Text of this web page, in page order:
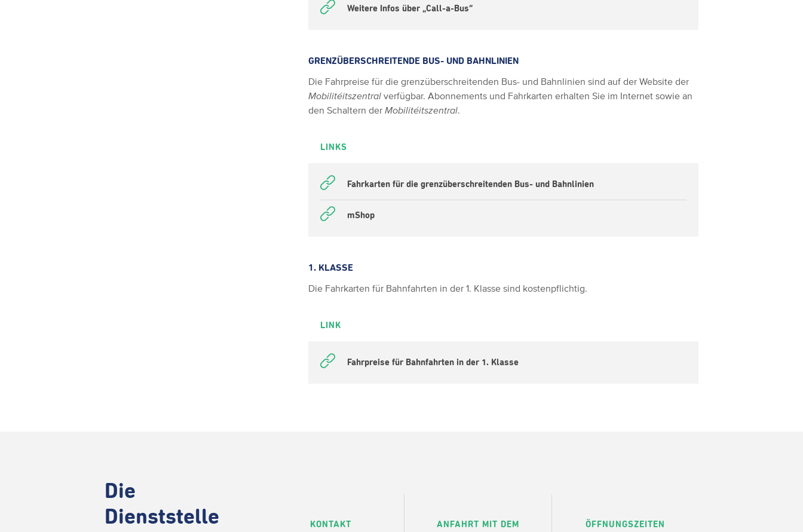
Weitere Infos über „Call-a-Bus“
GRENZÜBERSCHREITENDE BUS- UND BAHNLINIEN
Die Fahrpreise für die grenzüberschreitenden Bus- und Bahnlinien sind auf der Website der
Mobilitéitszentral verfügbar. Abonnements und Fahrkarten erhalten Sie im Internet sowie an
den Schaltern derMobilitéitszentral.
LINKS
Fahrkarten für die grenzüberschreitenden Bus- und Bahnlinien
mShop
1. KLASSE
Die Fahrkarten für Bahnfahrten in der 1. Klasse sind kostenpflichtig.
LINK
Fahrpreise für Bahnfahrten in der 1. Klasse
Die
Dienststelle
KONTAKT
ANFAHRT MIT DEM
ÖFFNUNGSZEITEN